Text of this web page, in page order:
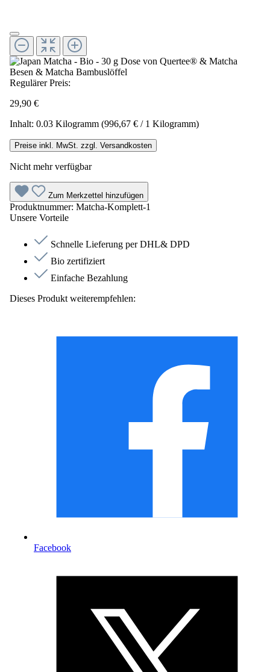
Regulärer Preis:
29,90 €
Inhalt: 0.03 Kilogramm (996,67 € / 1 Kilogramm)
Preise inkl. MwSt. zzgl. Versandkosten
Nicht mehr verfügbar
Zum Merkzettel hinzufügen
Produktnummer: Matcha-Komplett-1
Unsere Vorteile
Schnelle Lieferung per DHL& DPD
Bio zertifiziert
Einfache Bezahlung
Dieses Produkt weiterempfehlen:
Facebook